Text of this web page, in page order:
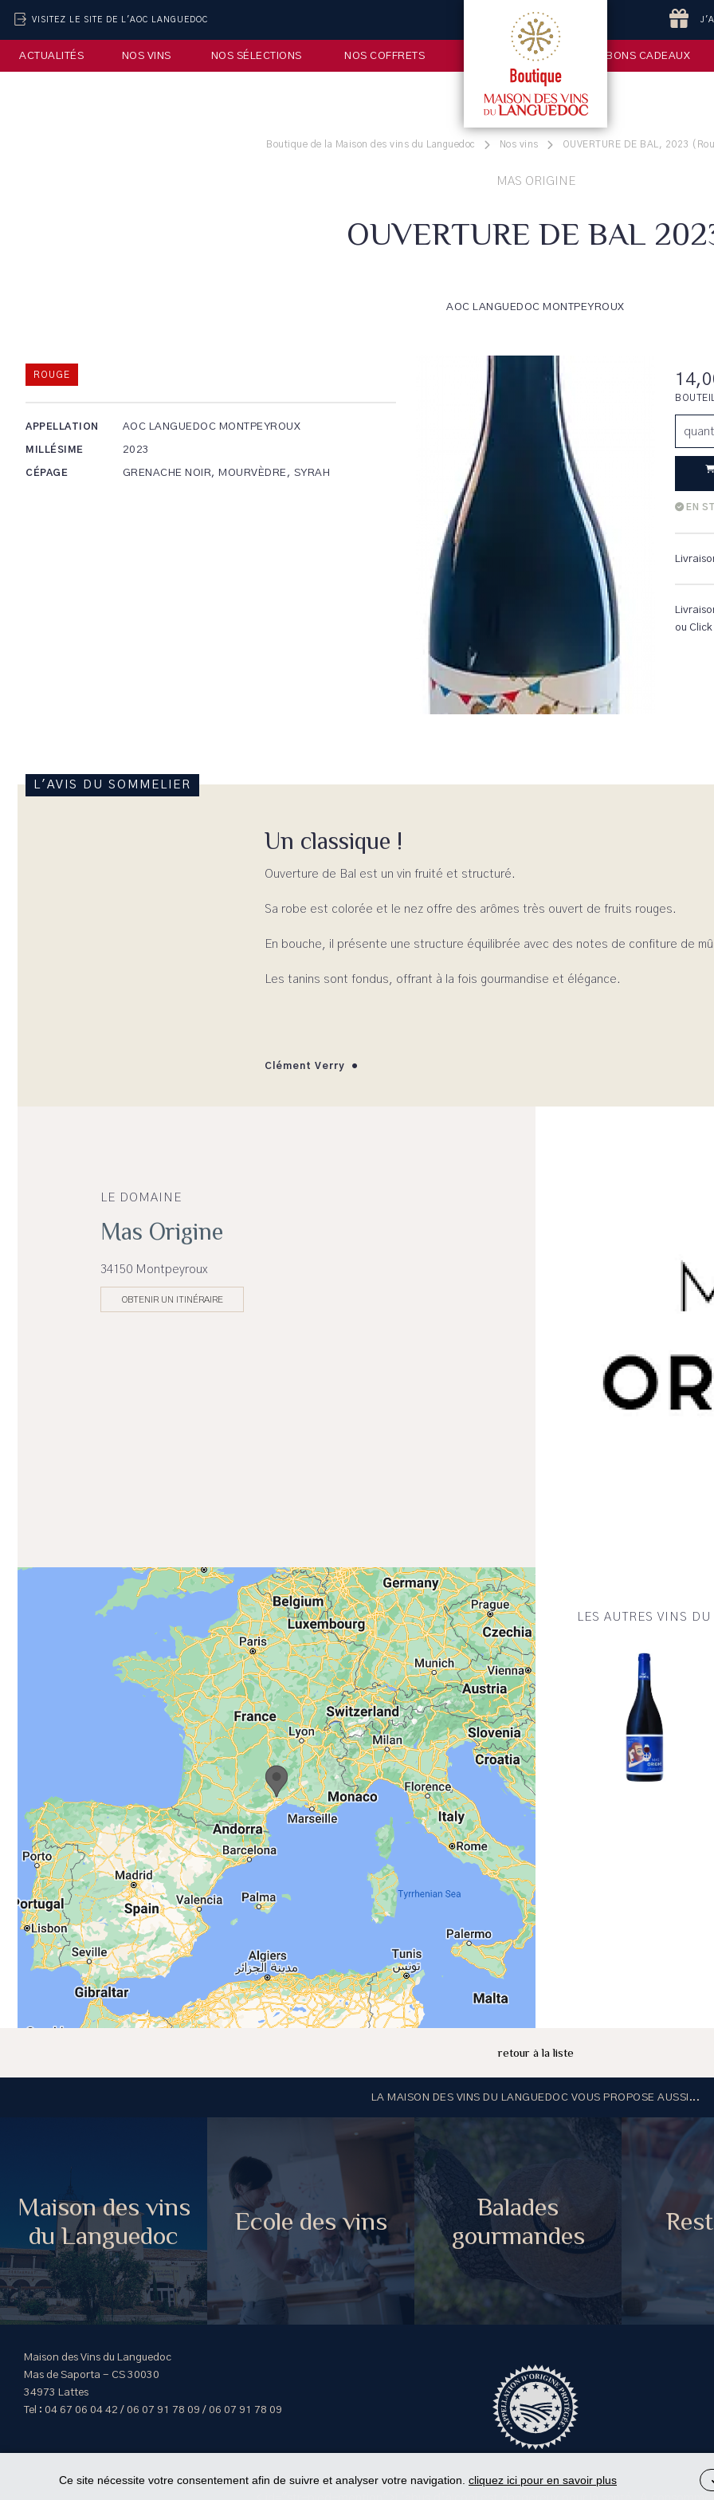
VISITEZ LE SITE DE L'AOC LANGUEDOC
ACTUALITÉS NOS VINS NOS SÉLECTIONS NOS COFFRETS BONS CADEAUX
Boutique de la Maison des vins du Languedoc Nos vins OUVERTURE DE BAL, 2023
MAS ORIGINE
OUVERTURE DE BAL
AOC LANGUEDOC MONTPEYROUX
ROUGE
APPELLATION AOC LANGUEDOC MONTPEYROUX
MILLÉSIME 2023
CÉPAGE GRENACHE NOIR, MOURVÈDRE, SYRAH
EN
ou
L'AVIS DU SOMMELIER
Un classique !
Ouverture de Bal est un vin fruité et structuré.
Sa robe est colorée et le nez offre des arômes très ouvert de fruits rouges.
En bouche, il présente une structure équilibrée avec des notes de confiture de
Les tanins sont fondus, offrant à la fois gourmandise et élégance.
Clément Verry
LE DOMAINE
Mas Origine
34150 Montpeyroux
OBTENIR UN ITINÉRAIRE
LES AUTRES VINS
retour à la liste
LA MAISON DES VINS DU LANGUEDOC VOUS PROPOSE AUSSI...
Maison des vins
du Languedoc
Ecole des vins
Balades
gourmandes
Maison des Vins du Languedoc
Mas de Saporta - CS 30030
34973 Lattes
Tel : 04 67 06 04 42 / 06 07 91 78 09 / 06 07 91 78 09
Ce site nécessite votre consentement afin de suivre et analyser votre navigation. cliquez ici pour en savoir plus